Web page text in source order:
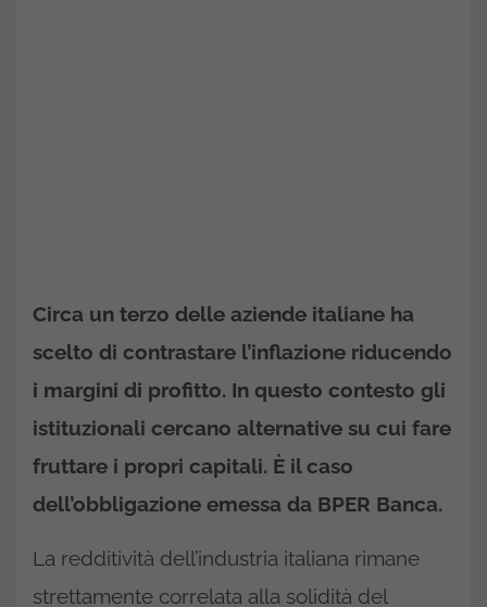
Circa un terzo delle aziende italiane ha
scelto di contrastare l’inflazione riducendo
i margini di profitto. In questo contesto gli
istituzionali cercano alternative su cui fare
fruttare i propri capitali. È il caso
dell’obbligazione emessa da BPER Banca.
La redditività dell’industria italiana rimane
strettamente correlata alla solidità del